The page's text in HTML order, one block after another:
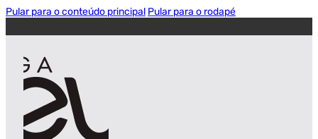
Pular para o conteúdo principal Pular para o rodapé